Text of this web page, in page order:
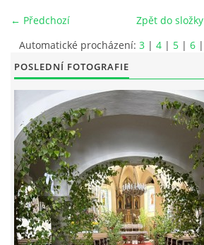
AKTUALITY
ŽIVOTOPISY SVATÝCH
DUCHOVNÍ SLOVO
ÚVAHA MĚSÍCE
← Předchozí
Zpět do složky
Automatické procházení: 3 | 4 | 5 | 6 |
POSLEDNÍ FOTOGRAFIE